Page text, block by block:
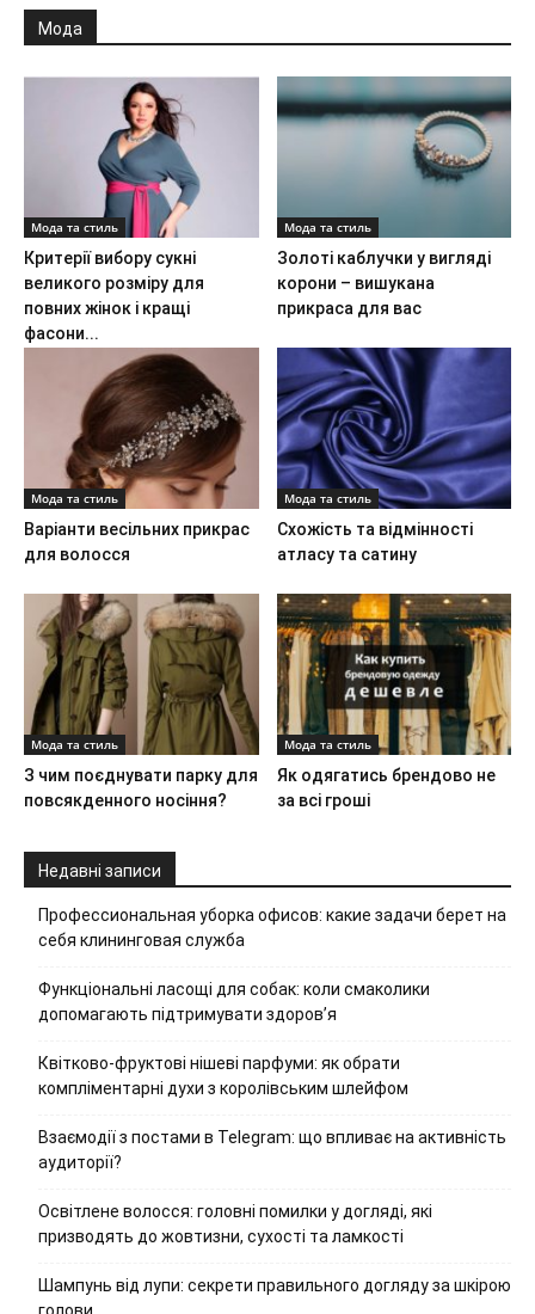
Мода
Мода та стиль
Критерії вибору сукні
великого розміру для
повних жінок і кращі
фасони...
Мода та стиль
Золоті каблучки у вигляді
корони – вишукана
прикраса для вас
Мода та стиль
Варіанти весільних прикрас
для волосся
Мода та стиль
Схожість та відмінності
атласу та сатину
Мода та стиль
З чим поєднувати парку для
повсякденного носіння?
Мода та стиль
Як одягатись брендово не
за всі гроші
Недавні записи
Профессиональная уборка офисов: какие задачи берет на
себя клининговая служба
Функціональні ласощі для собак: коли смаколики
допомагають підтримувати здоров’я
Квітково-фруктові нішеві парфуми: як обрати
компліментарні духи з королівським шлейфом
Взаємодії з постами в Telegram: що впливає на активність
аудиторії?
Освітлене волосся: головні помилки у догляді, які
призводять до жовтизни, сухості та ламкості
Шампунь від лупи: секрети правильного догляду за шкірою